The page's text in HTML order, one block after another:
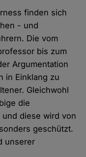
finden sich
- und
Die vom
bis zum
Argumentation
in Einklang zu
Gleichwohl
die
diese wird von
geschützt.
unserer